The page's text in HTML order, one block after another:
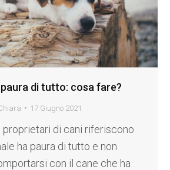
di tutto: cosa fare?
17 Giugno 2021
di cani riferiscono
ha paura di tutto e non
con il cane che ha